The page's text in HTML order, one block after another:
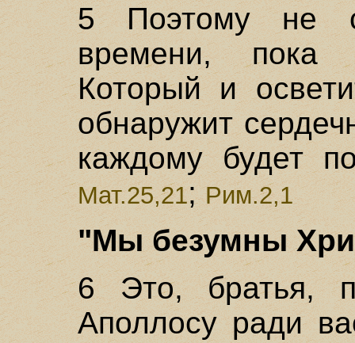
5 Поэтому не
времени, пока
Который и
обнаружит
каждому будет
Мат.25,21;Рим.2,1
"Мы безумны
6 Это, братья,
Аполлосу ради